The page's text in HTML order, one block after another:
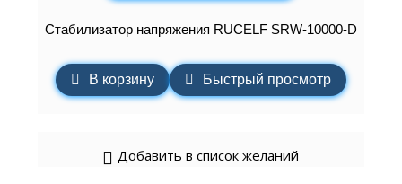
Стабилизатор напряжения RUCELF SRW-10000-D
В корзину Быстрый просмотр
Добавить в список желаний